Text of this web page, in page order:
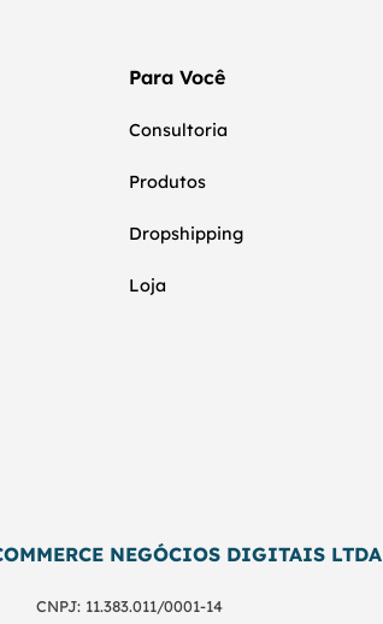
Para Você
Consultoria
Produtos
Dropshipping
Loja
NEGÓCIOS DIGITAIS LTDA
CNPJ: 11.383.011/0001-14